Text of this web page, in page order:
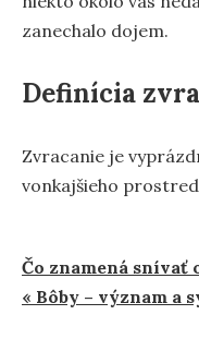
zanechalo dojem.
Definícia
Zvracanie je
vonkajšieho
Navigácia
v
Čo znamená snívať
« Bôby – význam a